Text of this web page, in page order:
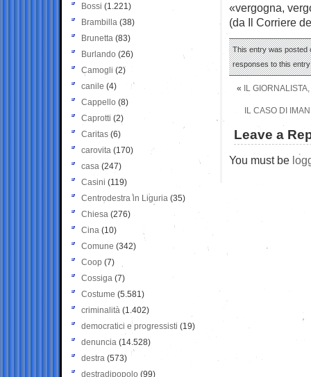
«vergogna,
(da Il Corriere
This entry was posted
responses to this
« IL
IL CASO DI
Leave a
You must be
Bossi (1.221)
Brambilla (38)
Brunetta (83)
Burlando (26)
Camogli (2)
canile (4)
Cappello (8)
Caprotti (2)
Caritas (6)
carovita (170)
casa (247)
Casini (119)
Centrodestra in Liguria (35)
Chiesa (276)
Cina (10)
Comune (342)
Coop (7)
Cossiga (7)
Costume (5.581)
criminalità (1.402)
democratici e progressisti (19)
denuncia (14.528)
destra (573)
destradipopolo (99)